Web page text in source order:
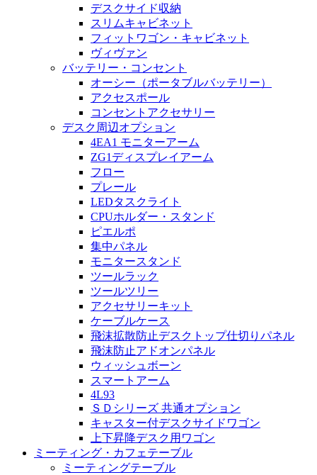
デスクサイド収納
スリムキャビネット
フィットワゴン・キャビネット
ヴィヴァン
バッテリー・コンセント
オーシー（ポータブルバッテリー）
アクセスポール
コンセントアクセサリー
デスク周辺オプション
4EA1 モニターアーム
ZG1ディスプレイアーム
フロー
プレール
LEDタスクライト
CPUホルダー・スタンド
ピエルポ
集中パネル
モニタースタンド
ツールラック
ツールツリー
アクセサリーキット
ケーブルケース
飛沫拡散防止デスクトップ仕切りパネル
飛沫防止アドオンパネル
ウィッシュボーン
スマートアーム
4L93
ＳＤシリーズ 共通オプション
キャスター付デスクサイドワゴン
上下昇降デスク用ワゴン
ミーティング・カフェテーブル
ミーティングテーブル